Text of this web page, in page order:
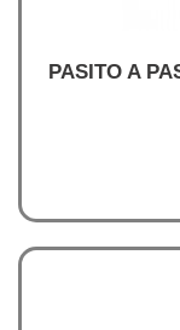
PASITO A